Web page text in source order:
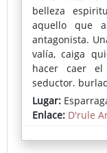
belleza
aquello que
antagonista.
valía, caiga
hacer caer
seductor,
espectáculo,
empieza el
qué no sabes?
Lugar:
Enlace: D'rule